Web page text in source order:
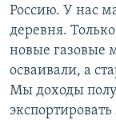
Россию. У нас
деревня.
новые газовые
осваивали, а
Мы доходы